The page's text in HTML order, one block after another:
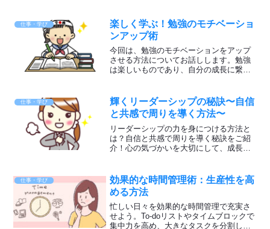
を広げることができます。人生に輝きを
加える素晴らしい体験を始めてみません
か？
仕事・学び
楽しく学ぶ！勉強のモチベーショ
ンアップ術
今回は、勉強のモチベーションをアップ
させる方法についてお話しします。勉強
は楽しいものであり、自分の成長に繋が
れませんね。そんなときは、いくつかの
方法を試してみることで、...
仕事・学び
輝くリーダーシップの秘訣〜自信
と共感で周りを導く方法〜
リーダーシップの力を身につける方法と
は？自信と共感で周りを導く秘訣をご紹
介！心の気づかいを大切にして、成長し
仕事・学び
効果的な時間管理術：生産性を高
める方法
忙しい日々を効果的な時間管理で充実さ
せよう。To-doリストやタイムブロックで
集中力を高め、大きなタスクを分割して